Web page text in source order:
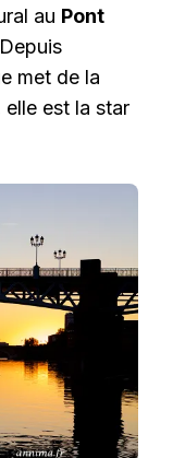
au Pont
Depuis
met de la
est la star